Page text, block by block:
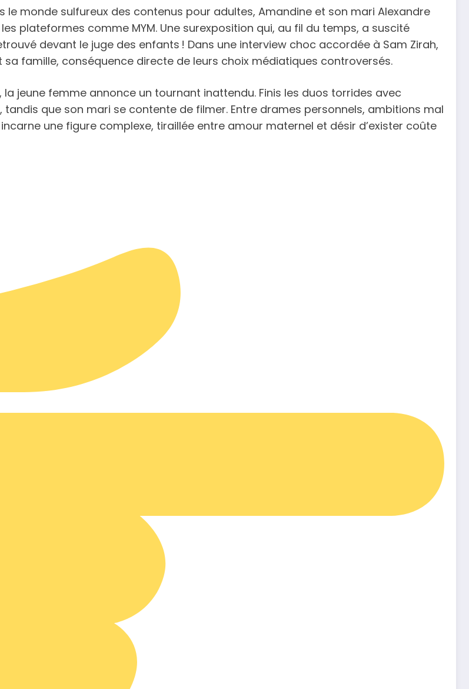
le monde sulfureux des contenus pour adultes, Amandine et son mari Alexandre
plateformes comme MYM. Une surexposition qui, au fil du temps, a suscité
devant le juge des enfants ! Dans une interview choc accordée à Sam Zirah,
sa famille, conséquence directe de leurs choix médiatiques controversés.
jeune femme annonce un tournant inattendu. Finis les duos torrides avec
que son mari se contente de filmer. Entre drames personnels, ambitions mal
une figure complexe, tiraillée entre amour maternel et désir d’exister coûte